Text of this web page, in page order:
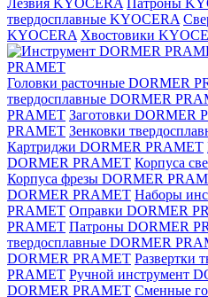
Лезвия KYOCERA Патроны
твердосплавные KYOCERA
KYOCERA Хвостовики
PRAMET
Головки расточные DORMER
твердосплавные DORMER
PRAMET Заготовки DORMER
PRAMET Зенковки
Картриджи DORMER PRAMET
DORMER PRAMET Корпуса
Корпуса фрезы DORMER
DORMER PRAMET Наборы
PRAMET Оправки DORMER
PRAMET Патроны DORMER
твердосплавные DORMER
DORMER PRAMET Развертки
PRAMET Ручной инструмент
DORMER PRAMET Сменные